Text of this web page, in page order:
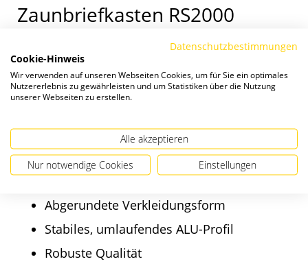
Zaunbriefkasten RS2000
Das abgerundete Design des RS2000 ist
äußerst stabil und besteht aus einem
umlaufenden ALU-Profil. Der Einwurf der Post
erfolgt von vorne, die Entnahme von hinten.
eloxiert erhältlich.
Produktmerkmale im Überblick:
Abgerundete Verkleidungsform
Stabiles, umlaufendes ALU-Profil
Robuste Qualität
Datenschutzbestimmungen
Cookie-Hinweis
Wir verwenden auf unseren Webseiten Cookies, um für Sie ein optimales
Nutzererlebnis zu gewährleisten und um Statistiken über die Nutzung
unserer Webseiten zu erstellen.
Alle akzeptieren
Nur notwendige Cookies Einstellungen